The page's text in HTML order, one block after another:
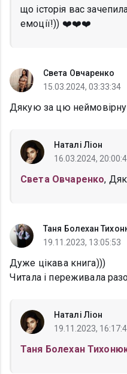
що історія вас
емоції!)) ❤️❤️❤️
Света Овчаренко
15.03.2024, 03:33:34
Дякую за цю неймовірну
Наталі Ліон
16.03.2024,
Света Овчаренко,
Таня Болехан
19.11.2023, 13:05:53
Дуже цікава книга)))
Читала і переживала
Наталі Ліон
19.11.2023,
Таня Болехан